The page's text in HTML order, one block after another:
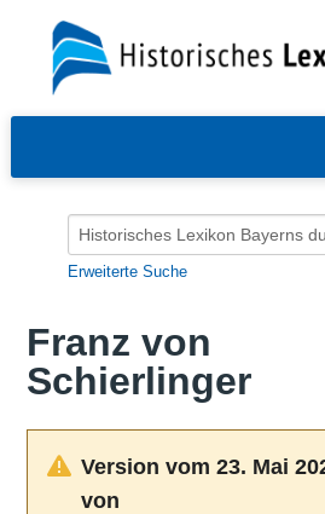
Erweiterte Suche
Franz von
Schierlinger
Version vom 23. Mai
von